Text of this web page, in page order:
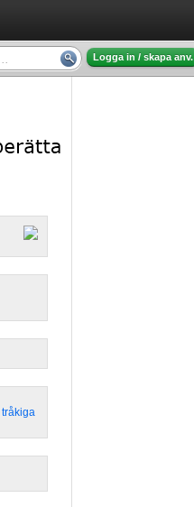
Logga in / skapa anv.
tråkiga